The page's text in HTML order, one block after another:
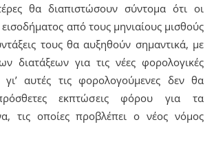
θα διαπιστώσουν σύντομα ότι οι
από τους μηνιαίους μισθούς
τους θα αυξηθούν σημαντικά, με
διατάξεων για τις νέες φορολογικές
γι’ αυτές τις φορολογούμενες δεν θα
εκπτώσεις φόρου για τα
τις οποίες προβλέπει ο νέος νόμος